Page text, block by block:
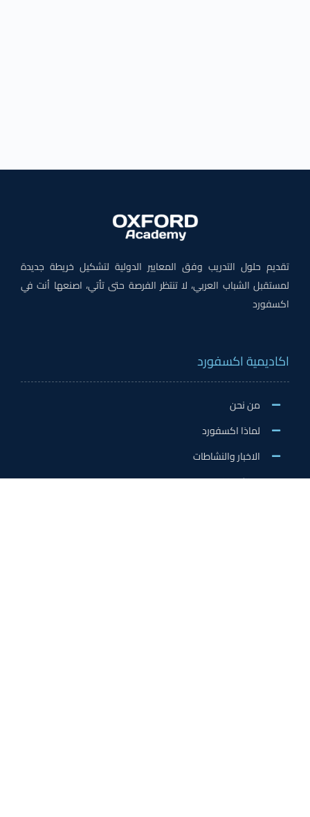
تقديم حلول التدريب وفق المعايير الدولية لتشكيل خريطة جديدة
لمستقبل الشباب العربي، لا تنتظر الفرصة حتى تأتي، اصنعها أنت في
اكسفورد
اكاديمية اكسفورد
من نحن
لماذا اكسفورد
الاخبار والنشاطات
وظائف اكسفورد